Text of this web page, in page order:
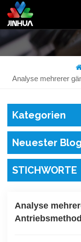
Analyse mehrerer
Kategorien
Neuester Blog
STICHWORTE
Analyse